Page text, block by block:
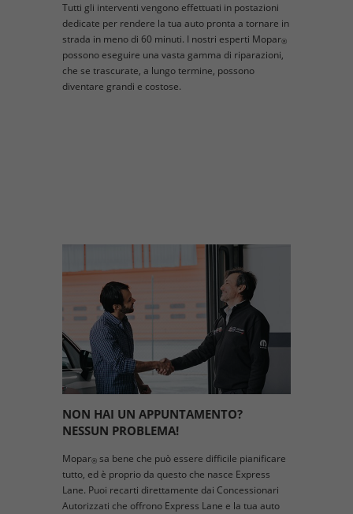
Tutti gli interventi vengono effettuati in postazioni
dedicate per rendere la tua auto pronta a tornare in
strada in meno di 60 minuti. I nostri esperti Mopar®
possono eseguire una vasta gamma di riparazioni,
che se trascurate, a lungo termine, possono
diventare grandi e costose.
NON HAI UN APPUNTAMENTO?
NESSUN PROBLEMA!
Mopar® sa bene che può essere difficile pianificare
tutto, ed è proprio da questo che nasce Express
Lane. Puoi recarti direttamente dai Concessionari
Autorizzati che offrono Express Lane e la tua auto